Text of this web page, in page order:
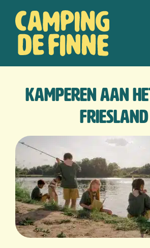
naar
de
hoofd
Camping de Finne
kamperen aan
friesland